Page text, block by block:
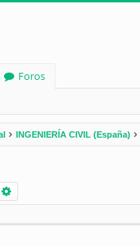
Foros
INGENIERÍA CIVIL (España)